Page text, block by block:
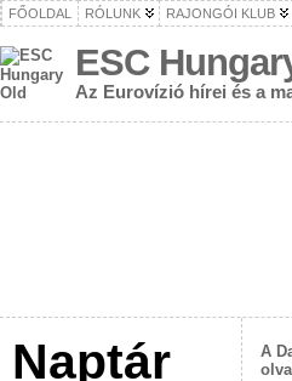
FŐOLDAL RÓLUNK RAJONGÓI KLUB
ESC
Az Eurovízió hírei és a
Naptár
A